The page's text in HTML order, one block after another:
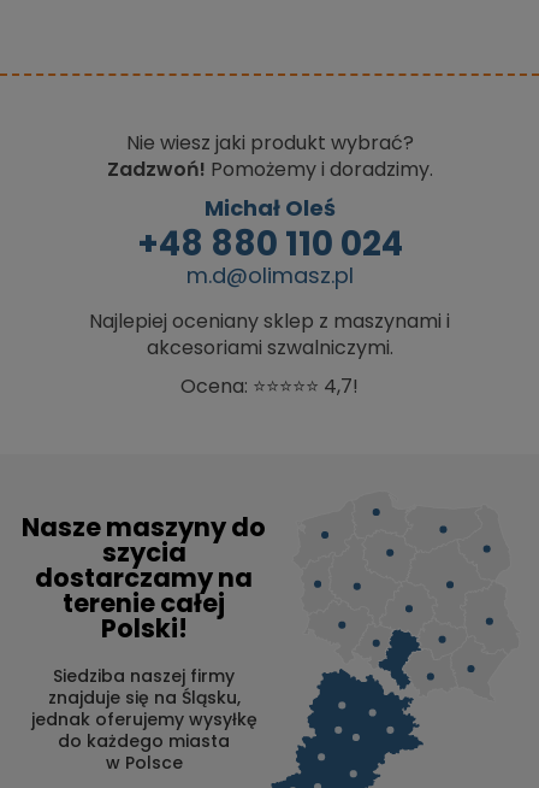
Nie wiesz jaki produkt wybrać?
Zadzwoń! Pomożemy i doradzimy.
Michał Oleś
+48 880 110 024
m.d@olimasz.pl
Najlepiej oceniany sklep z maszynami i
akcesoriami szwalniczymi.
Ocena: ⭐⭐⭐⭐⭐ 4,7!
Nasze maszyny do
szycia
dostarczamy na
terenie całej
Polski!
Siedziba naszej firmy
znajduje się na Śląsku,
jednak oferujemy wysyłkę
do każdego miasta
w Polsce